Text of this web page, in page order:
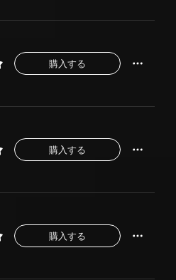
購入する
購入する
購入する